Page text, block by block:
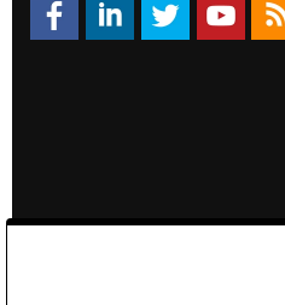
© 2026 Association des